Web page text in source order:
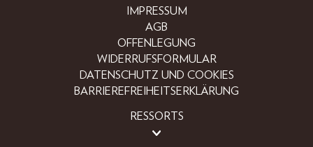
IMPRESSUM
AGB
OFFENLEGUNG
WIDERRUFSFORMULAR
DATENSCHUTZ UND COOKIES
BARRIEREFREIHEITSERKLÄRUNG
RESSORTS